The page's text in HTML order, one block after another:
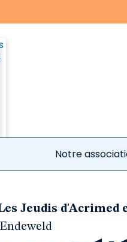
Notre
Jeudis d'Acrimed